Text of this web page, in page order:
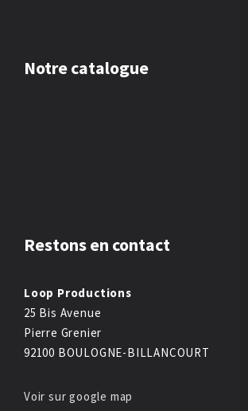
Notre catalogue
Restons en contact
Loop Productions
25 Bis Avenue
Pierre Grenier
92100 BOULOGNE-BILLANCOURT
Voir sur google map